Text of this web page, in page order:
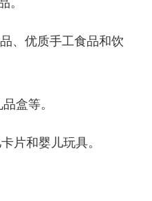
、优质手工食品和饮
盒等。
片和婴儿玩具。